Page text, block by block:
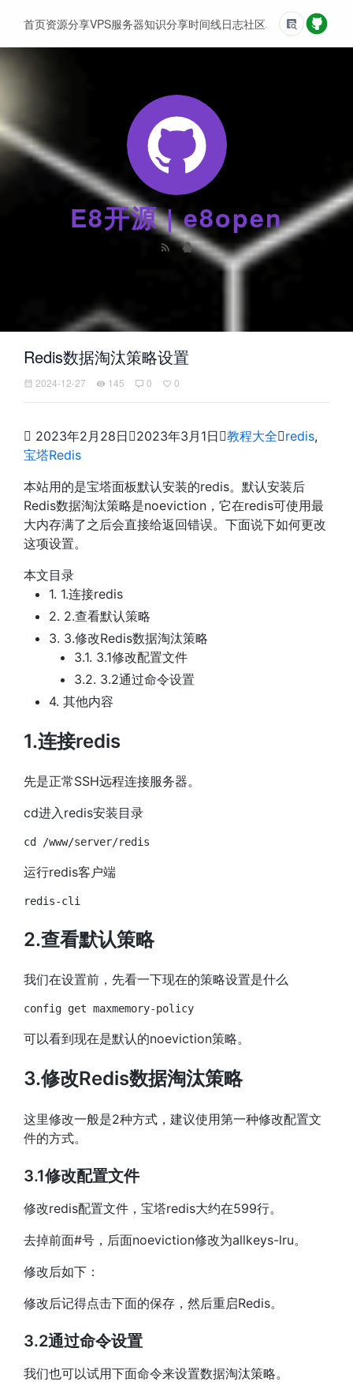
E8开源 | e8open
首页资源分享VPS服务器知识分享时间线日志社区友情链接
Redis数据淘汰策略设置
2024-12-27 145 0 0
 2023年2月28日2023年3月1日教程大全redis,
宝塔Redis
本站用的是宝塔面板默认安装的redis。默认安装后
Redis数据淘汰策略是noeviction，它在redis可使用最
大内存满了之后会直接给返回错误。下面说下如何更改
这项设置。
本文目录
1. 1.连接redis
2. 2.查看默认策略
3. 3.修改Redis数据淘汰策略
3.1. 3.1修改配置文件
3.2. 3.2通过命令设置
4. 其他内容
1.连接redis
先是正常SSH远程连接服务器。
cd进入redis安装目录
cd /www/server/redis
运行redis客户端
redis-cli
2.查看默认策略
我们在设置前，先看一下现在的策略设置是什么
config get maxmemory-policy
可以看到现在是默认的noeviction策略。
3.修改Redis数据淘汰策略
这里修改一般是2种方式，建议使用第一种修改配置文
件的方式。
3.1修改配置文件
修改redis配置文件，宝塔redis大约在599行。
去掉前面#号，后面noeviction修改为allkeys-lru。
修改后如下：
修改后记得点击下面的保存，然后重启Redis。
3.2通过命令设置
我们也可以试用下面命令来设置数据淘汰策略。